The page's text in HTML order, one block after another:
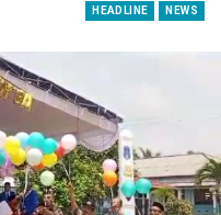
HEADLINE NEWS